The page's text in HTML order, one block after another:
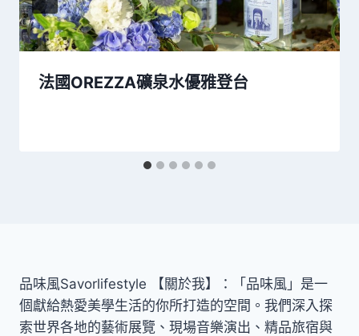
法國OREZZA礦泉水優雅登台
品味風Savorlifestyle 【關於我】：「品味風」是一
個獻給熱愛美學生活的你所打造的空間。我們深入探
索世界各地的藝術展覽、現場音樂演出、精品旅宿與